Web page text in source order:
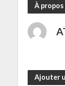
À
Ajouter